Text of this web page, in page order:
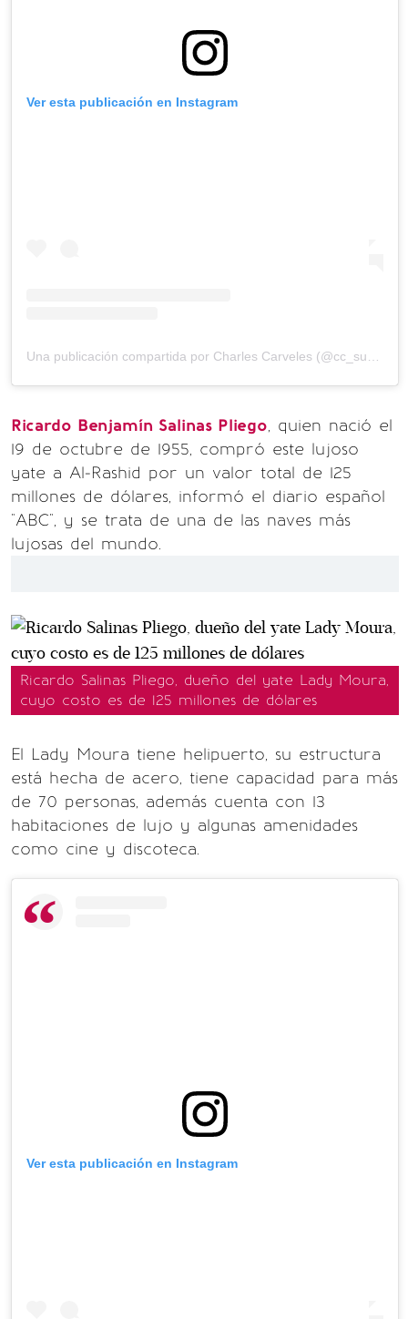
Ver esta publicación en Instagram
Ricardo Benjamín Salinas Pliego, quien nació el
19 de octubre de 1955, compró este lujoso
yate a Al-Rashid por un valor total de 125
millones de dólares, informó el diario español
"ABC", y se trata de una de las naves más
lujosas del mundo.
Ricardo Salinas Pliego, dueño del yate Lady Moura,
cuyo costo es de 125 millones de dólares
El Lady Moura tiene helipuerto, su estructura
está hecha de acero, tiene capacidad para más
de 70 personas, además cuenta con 13
habitaciones de lujo y algunas amenidades
como cine y discoteca.
Ver esta publicación en Instagram